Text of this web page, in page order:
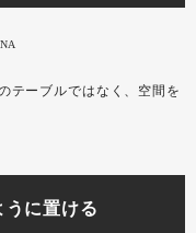
テーブルではなく、空間を
うに置ける